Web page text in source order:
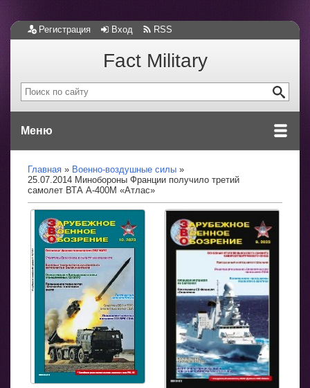
Регистрация Вход RSS
Fact Military
Меню
Главная
Военно-воздушные силы
25.07.2014 Минобороны Франции получило третий
самолет ВТА A-400M «Атлас»